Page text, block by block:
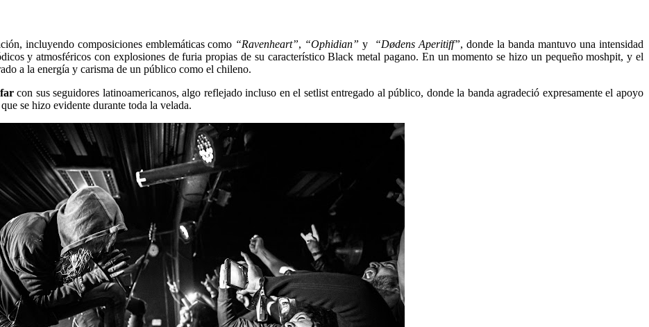
incluyendo composiciones emblemáticas como “Ravenheart”, “Ophidian” y “Dødens Aperitiff”, donde la banda mantuvo una intensidad
y atmosféricos con explosiones de furia propias de su característico Black metal pagano. En un momento se hizo un pequeño moshpit, y el
a la energía y carisma de un público como el chileno.
con sus seguidores latinoamericanos, algo reflejado incluso en el setlist entregado al público, donde la banda agradeció expresamente el apoyo
se hizo evidente durante toda la velada.